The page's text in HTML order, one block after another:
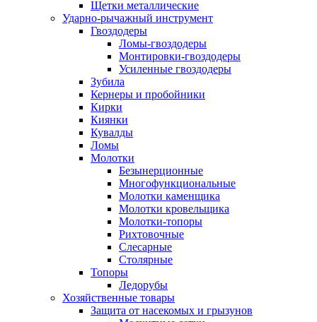
Щетки металлические
Ударно-рычажный инструмент
Гвоздодеры
Ломы-гвоздодеры
Монтировки-гвоздодеры
Усиленные гвоздодеры
Зубила
Кернеры и пробойники
Кирки
Киянки
Кувалды
Ломы
Молотки
Безынерционные
Многофункциональные
Молотки каменщика
Молотки кровельщика
Молотки-топоры
Рихтовочные
Слесарные
Столярные
Топоры
Ледорубы
Хозяйственные товары
Защита от насекомых и грызунов